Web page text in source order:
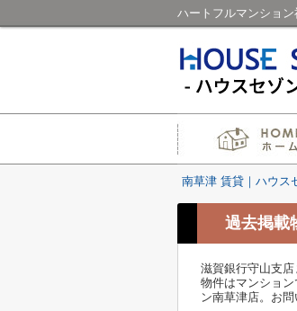
ハートフルマンショ
南草津 賃貸｜ハウス
過去掲載
滋賀銀行守山支
物件はマンショ
ン南草津店。お